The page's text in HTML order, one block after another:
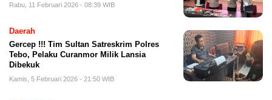
Rabu, 11 Februari 2026 - 08:39 WIB
Daerah
Gercep !!! Tim Sultan Satreskrim Polres
Tebo, Pelaku Curanmor Milik Lansia
Dibekuk
Kamis, 5 Februari 2026 - 21:50 WIB